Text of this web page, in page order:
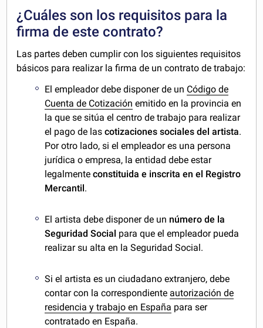
¿Cuáles son los requisitos para la
firma de este contrato?
Las partes deben cumplir con los siguientes requisitos
básicos para realizar la firma de un contrato de trabajo:
El empleador debe disponer de un Código de
Cuenta de Cotización emitido en la provincia en
la que se sitúa el centro de trabajo para realizar
el pago de lascotizaciones sociales del artista.
Por otro lado, si el empleador es una persona
jurídica o empresa, la entidad debe estar
legalmenteconstituida e inscrita en el Registro
Mercantil .
El artista debe disponer de un número de la
Seguridad Social para que el empleador pueda
realizar su alta en la Seguridad Social.
Si el artista es un ciudadano extranjero, debe
contar con la correspondiente autorización de
residencia y trabajo en España para ser
contratado en España.